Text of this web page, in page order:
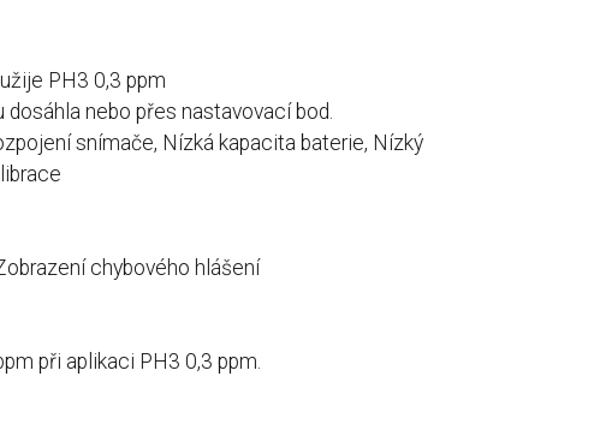
PH3 0,3 ppm
dosáhla nebo přes nastavovací bod.
snímače, Nízká kapacita baterie, Nízký
chybového hlášení
při aplikaci PH3 0,3 ppm.